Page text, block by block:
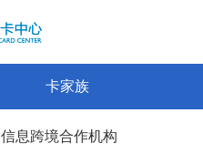
卡家族
信息跨境合作机构